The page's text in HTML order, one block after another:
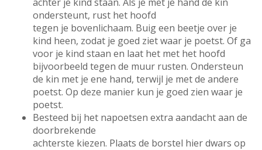
ondersteunt, rust het hoofd
tegen je bovenlichaam. Buig een beetje over je
kind heen, zodat je goed ziet waar je poetst. Of ga
voor je kind staan en laat het met het hoofd
bijvoorbeeld tegen de muur rusten. Ondersteun
de kin met je ene hand, terwijl je met de andere
poetst. Op deze manier kun je goed zien waar je
poetst.
Besteed bij het napoetsen extra aandacht aan de
doorbrekende
achterste kiezen. Plaats de borstel hier dwars op